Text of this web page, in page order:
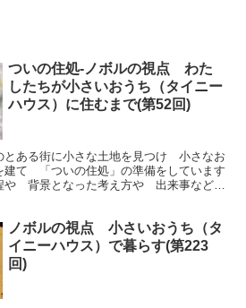
ついの住処-ノボルの視点 わた
したちが小さいおうち（タイニー
ハウス）に住むまで(第52回)
ある街に小さな土地を見つけ 小さなお
建て 「ついの住処」の準備をしています
や 背景となった考え方や 出来事など
ノボルの視点 小さいおうち（タ
イニーハウス）で暮らす(第223
回)